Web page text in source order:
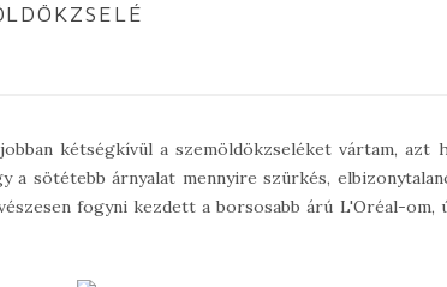
kétségkívül a szemöldökzseléket vártam, azt
a sötétebb árnyalat mennyire szürkés,
fogyni kezdett a borsosabb árú L'Oréal-om,